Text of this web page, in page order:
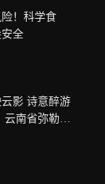
！科学食
全
影 诗意醉游
映湖面，游